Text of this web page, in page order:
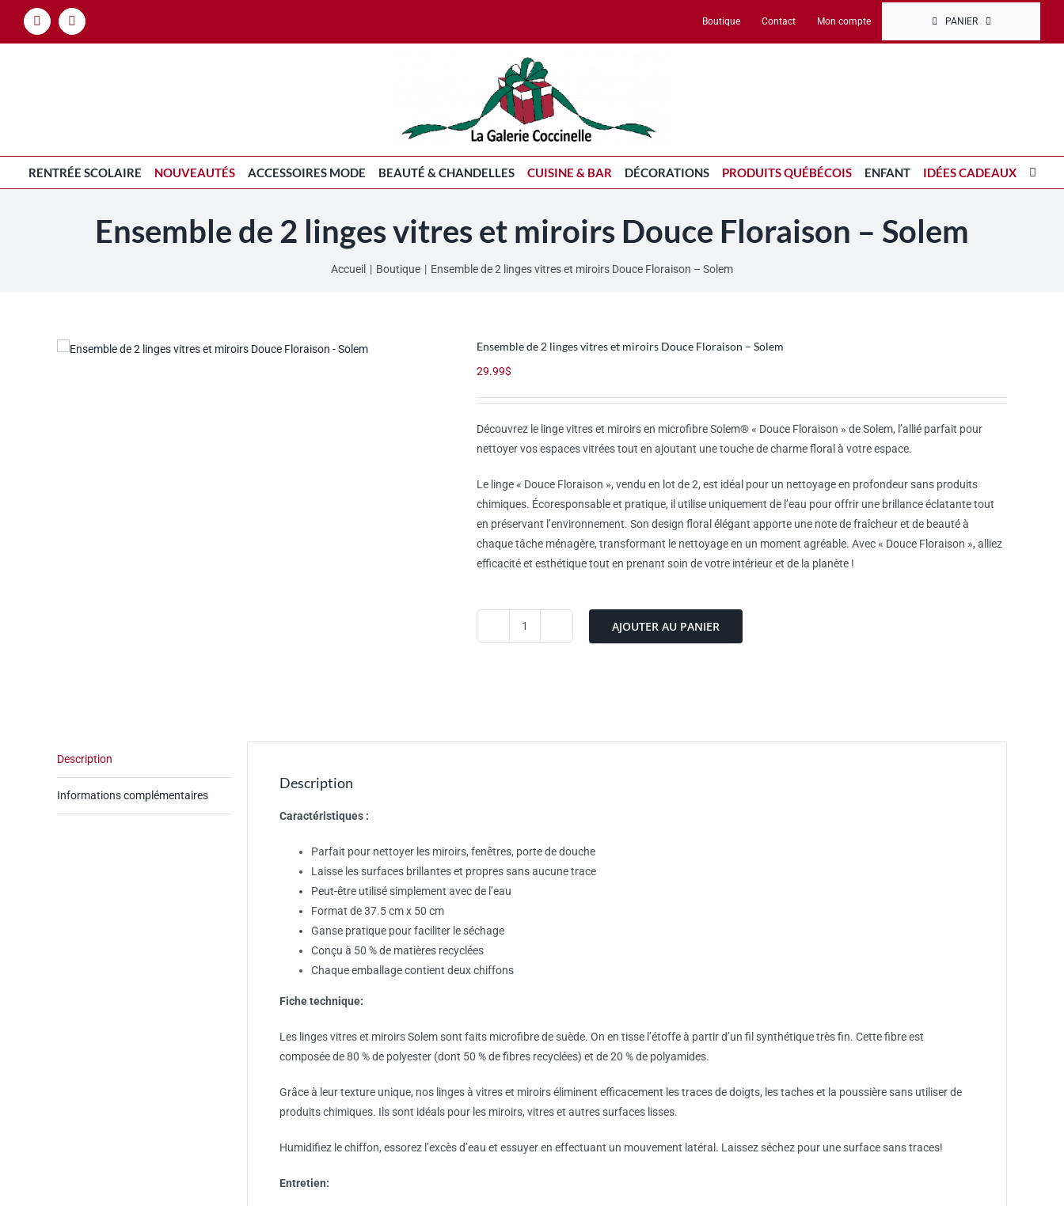
Passer
FacebookInstagram Boutique Contact Mon compte PANIER
RENTRÉE SCOLAIRE NOUVEAUTÉS ACCESSOIRES MODE BEAUTÉ & CHANDELLES CUISINE & BAR DÉCORATIONS PRODUITS QUÉBÉCOIS ENFANT IDÉES CADEAUX
Ensemble de 2 linges vitres et miroirs Douce Floraison – Solem
Accueil Boutique Ensemble de 2 linges vitres et miroirs Douce Floraison – Solem
Ensemble de 2 linges vitres et miroirs Douce Floraison – Solem
29.99$
Découvrez le linge vitres et miroirs en microfibre Solem® « Douce Floraison » de Solem, l’allié parfait pour
nettoyer vos espaces vitrées tout en ajoutant une touche de charme floral à votre espace.
Le linge « Douce Floraison », vendu en lot de 2, est idéal pour un nettoyage en profondeur sans produits
chimiques. Écoresponsable et pratique, il utilise uniquement de l’eau pour offrir une brillance éclatante tout
en préservant l’environnement. Son design floral élégant apporte une note de fraîcheur et de beauté à
chaque tâche ménagère, transformant le nettoyage en un moment agréable. Avec « Douce Floraison », alliez
efficacité et esthétique tout en prenant soin de votre intérieur et de la planète !
quantité
-
Solem
AJOUTER AU PANIER
Description
Informations complémentaires
Description
Caractéristiques :
Parfait pour nettoyer les miroirs, fenêtres, porte de douche
Laisse les surfaces brillantes et propres sans aucune trace
Peut-être utilisé simplement avec de l’eau
Format de 37.5 cm x 50 cm
Ganse pratique pour faciliter le séchage
Conçu à 50 % de matières recyclées
Chaque emballage contient deux chiffons
Fiche technique:
Les linges vitres et miroirs Solem sont faits microfibre de suède. On en tisse l’étoffe à partir d’un fil synthétique très fin. Cette fibre est
composée de 80 % de polyester (dont 50 % de fibres recyclées) et de 20 % de polyamides.
Grâce à leur texture unique, nos linges à vitres et miroirs éliminent efficacement les traces de doigts, les taches et la poussière sans utiliser de
produits chimiques. Ils sont idéals pour les miroirs, vitres et autres surfaces lisses.
Humidifiez le chiffon, essorez l’excès d’eau et essuyer en effectuant un mouvement latéral. Laissez séchez pour une surface sans traces!
Entretien: